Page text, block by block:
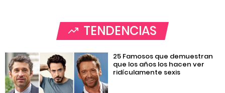
TENDENCIAS
25 Famosos que demuestran
que los años los hacen ver
ridículamente sexis